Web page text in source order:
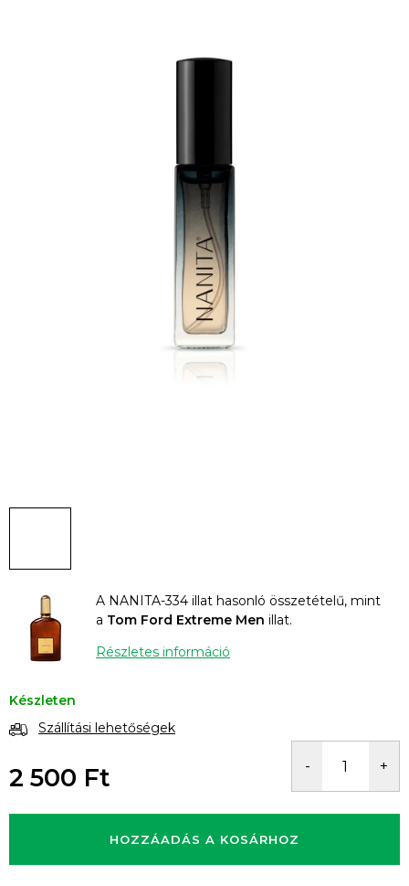
A NANITA-334 illat hasonló összetételű, mint
a Tom Ford Extreme Men illat.
Részletes információ
Készleten
Szállítási lehetőségek
2 500 Ft
HOZZÁADÁS A KOSÁRHOZ